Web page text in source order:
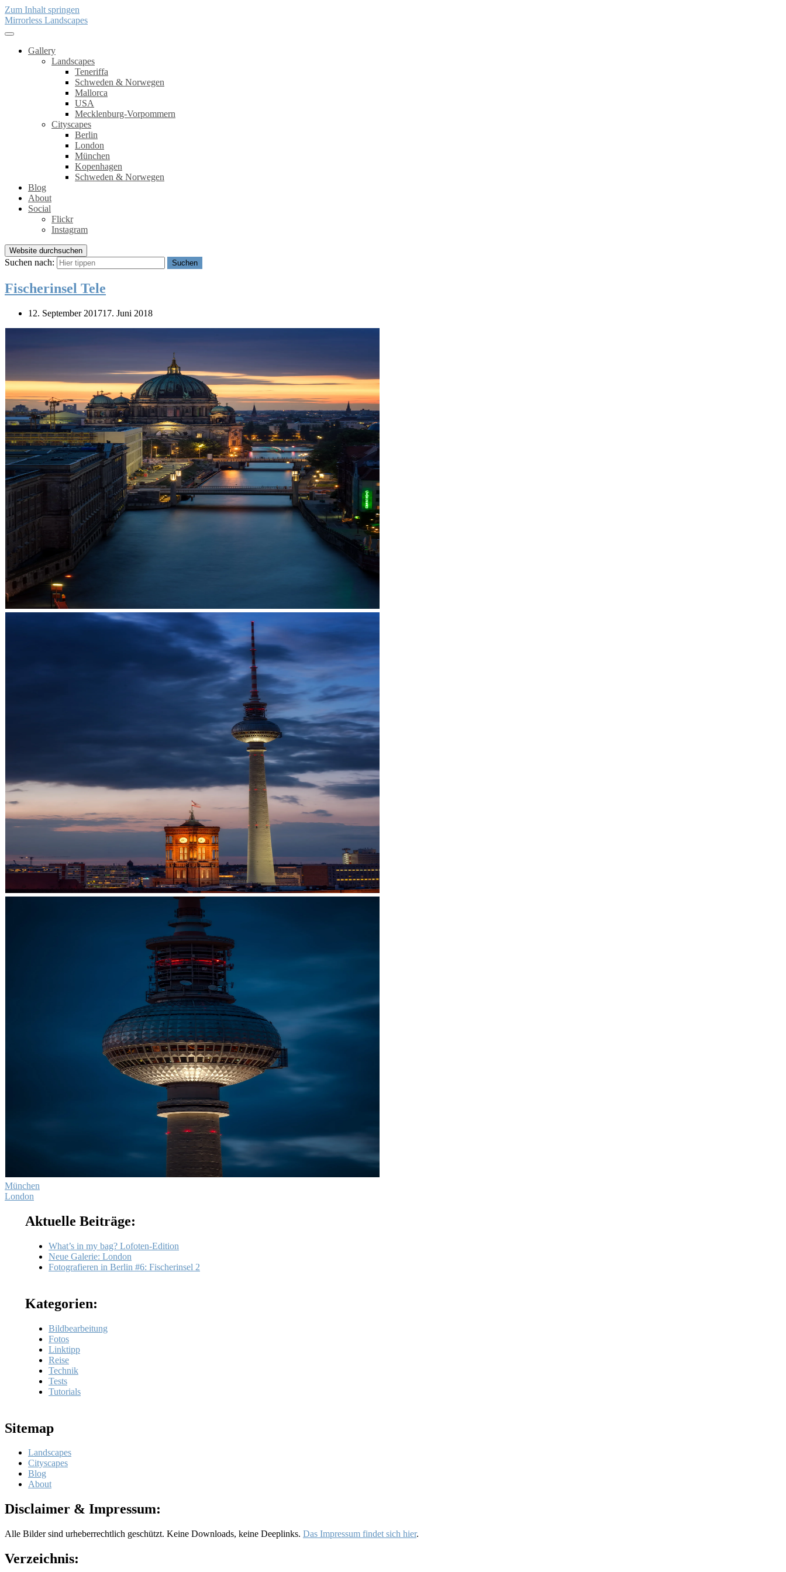
Zum Inhalt springen
Mirrorless Landscapes
Gallery
Landscapes
Teneriffa
Schweden & Norwegen
Mallorca
USA
Mecklenburg-Vorpommern
Cityscapes
Berlin
London
München
Kopenhagen
Schweden & Norwegen
Blog
About
Social
Flickr
Instagram
Website durchsuchen
Suchen nach: Suchen
Fischerinsel Tele
12. September 201717. Juni 2018
München
London
Aktuelle Beiträge:
What’s in my bag? Lofoten-Edition
Neue Galerie: London
Fotografieren in Berlin #6: Fischerinsel 2
Kategorien:
Bildbearbeitung
Fotos
Linktipp
Reise
Technik
Tests
Tutorials
Sitemap
Landscapes
Cityscapes
Blog
About
Disclaimer & Impressum:
Alle Bilder sind urheberrechtlich geschützt. Keine Downloads, keine Deeplinks. Das Impressum findet sich hier.
Verzeichnis: